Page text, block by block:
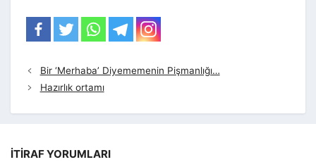
Bir ‘Merhaba’ Diyememenin Pişmanlığı…
Hazırlık ortamı
İTIRAF YORUMLARI